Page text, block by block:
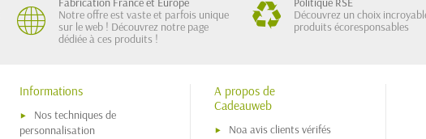
Notre offre est vaste et parfois unique
sur le web ! Découvrez notre page
dédiée à ces produits !
Découvrez un choix
produits écoresponsables
Informations
Nos techniques de
personnalisation
A propos de
Cadeauweb
Noa avis clients vérifés